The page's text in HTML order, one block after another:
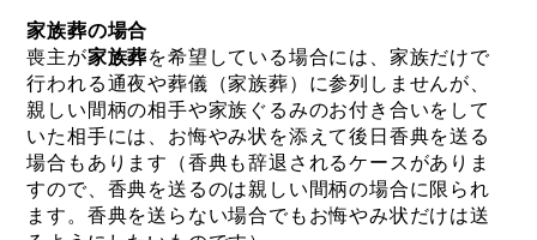
家族葬の場合
喪主が家族葬を希望している場合には、家族だけで
行われる通夜や葬儀（家族葬）に参列しませんが、
親しい間柄の相手や家族ぐるみのお付き合いをして
いた相手には、お悔やみ状を添えて後日香典を送る
場合もあります（香典も辞退されるケースがありま
すので、香典を送るのは親しい間柄の場合に限られ
ます。香典を送らない場合でもお悔やみ状だけは送